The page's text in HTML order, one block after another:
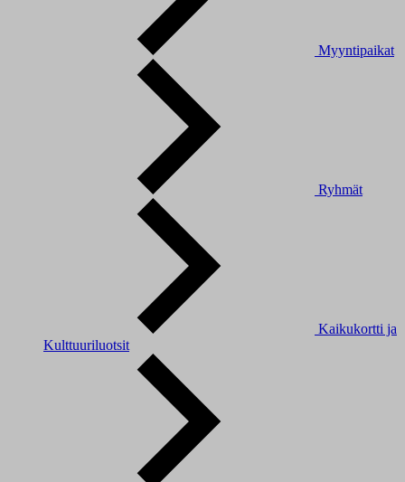
Myyntipaikat
Ryhmät
Kaikukortti ja
Kulttuuriluotsit